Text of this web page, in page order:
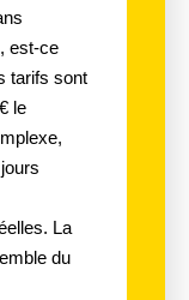
est-ce
tarifs sont
le
La
du